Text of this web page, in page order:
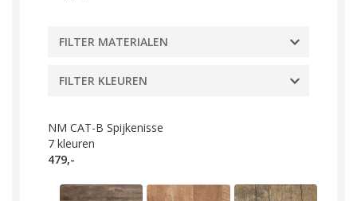
FILTER MATERIALEN
FILTER KLEUREN
NM CAT-B Spijkenisse
7 kleuren
479,-